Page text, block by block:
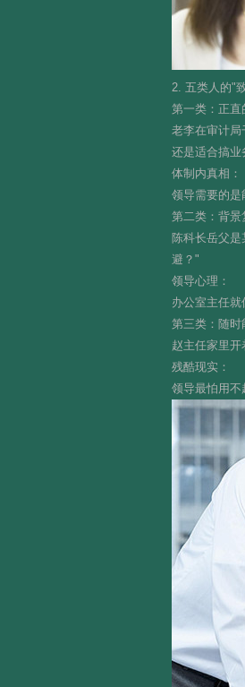
2. 五类人的"
第一类：正直
老李在审计
还是适合搞业
体制内真相：
领导需要的是
第二类：背景
陈科长岳父
避？"
领导心理：
办公室主任
第三类：随时
赵主任家里
残酷现实：
领导最怕用不